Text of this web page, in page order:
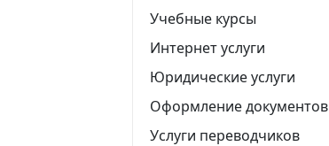
Учебные курсы
Интернет услуги
Юридические услуги
Оформление документов
Услуги переводчиков